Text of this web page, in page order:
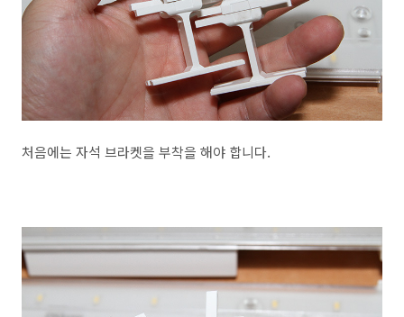
처음에는 자석 브라켓을 부착을 해야 합니다.